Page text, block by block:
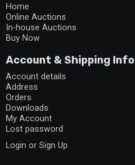
Home
Online Auctions
In-house Auctions
Buy Now
Account & Shipping Info
Account details
Address
Orders
Downloads
My Account
Lost password
Login or Sign Up